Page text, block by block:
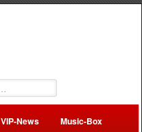
VIP-News Music-Box